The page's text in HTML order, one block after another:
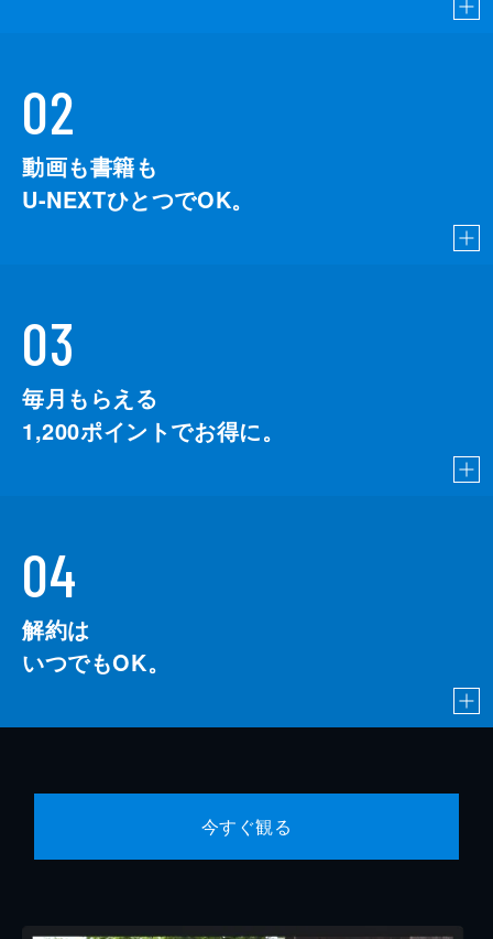
02
動画も書籍も
U-NEXTひとつでOK。
03
毎月もらえる
1,200ポイントでお得に。
04
解約は
いつでもOK。
今すぐ観る